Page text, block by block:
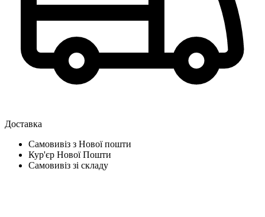
Доставка
Самовивіз з Нової пошти
Кур'єр Нової Пошти
Самовивіз зі складу